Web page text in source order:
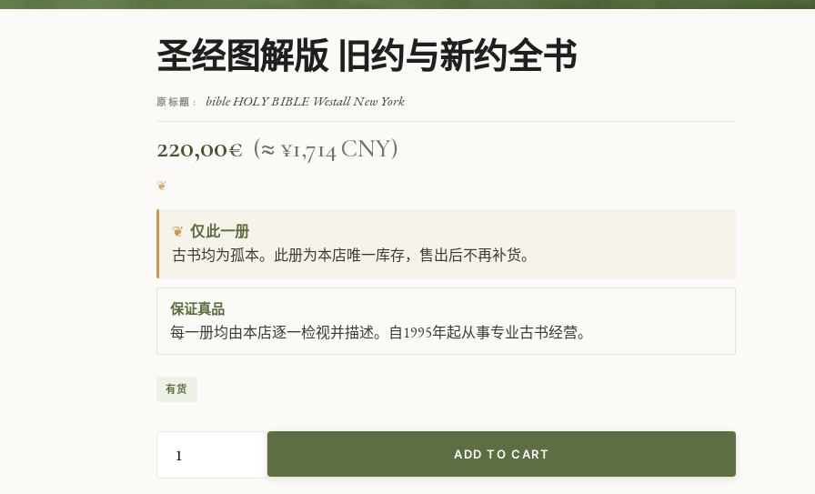
圣经图解版 旧约与新约全书
原标题 : bible HOLY BIBLE Westall New York
220,00€ (≈ ¥1,714 CNY)
❦ 仅此一册
古书均为孤本。此册为本店唯一库存，售出后不再补货。
保证真品
每一册均由本店逐一检视并描述。自1995年起从事专业古书经营。
有货
经
ADD TO CART